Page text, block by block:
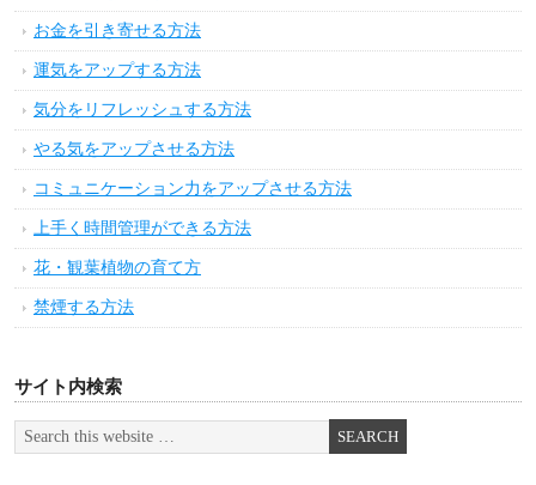
お金を引き寄せる方法
運気をアップする方法
気分をリフレッシュする方法
やる気をアップさせる方法
コミュニケーション力をアップさせる方法
上手く時間管理ができる方法
花・観葉植物の育て方
禁煙する方法
サイト内検索